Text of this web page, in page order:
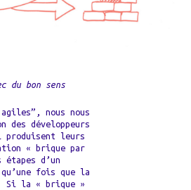
du bon sens
nous nous
des développeurs
leurs
« brique par
d’un
fois que la
Si la « brique »